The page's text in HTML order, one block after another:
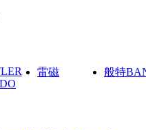
雷磁 般特